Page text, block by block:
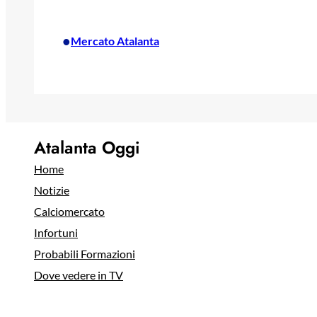
•Mercato Atalanta
Atalanta Oggi
Home
Notizie
Calciomercato
Infortuni
Probabili Formazioni
Dove vedere in TV